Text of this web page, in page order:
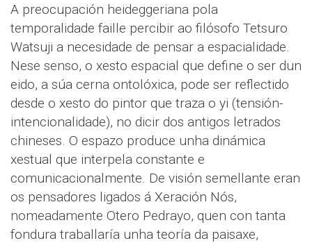
A preocupación heideggeriana pola
temporalidade faille percibir ao filósofo Tetsuro
Watsuji a necesidade de pensar a espacialidade.
Nese senso, o xesto espacial que define o ser dun
eido, a súa cerna ontolóxica, pode ser reflectido
desde o xesto do pintor que traza o yi (tensión-
intencionalidade), no dicir dos antigos letrados
chineses. O espazo produce unha dinámica
xestual que interpela constante e
comunicacionalmente. De visión semellante eran
os pensadores ligados á Xeración Nós,
nomeadamente Otero Pedrayo, quen con tanta
fondura traballaría unha teoría da paisaxe,